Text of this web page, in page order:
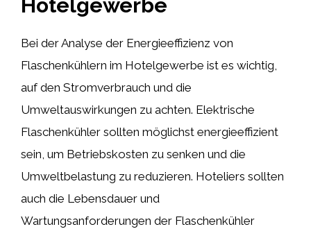
Hotelgewerbe
Bei der Analyse der Energieeffizienz von
Flaschenkühlern im Hotelgewerbe ist es wichtig,
auf den Stromverbrauch und die
Umweltauswirkungen zu achten. Elektrische
Flaschenkühler sollten möglichst energieeffizient
sein, um Betriebskosten zu senken und die
Umweltbelastung zu reduzieren. Hoteliers sollten
auch die Lebensdauer und
Wartungsanforderungen der Flaschenkühler